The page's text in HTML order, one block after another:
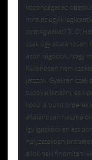
közönséget az
mint az egyik
stratégiáákat? TLO:
csak úgy általánosan.
azon rágódok, hogy
Különösen nem
játszok. Gyakran
tudok ellenállni, és
közül a build orderek
általánosan
így igazából én ezt
helyzetekben
állok neki finomítani